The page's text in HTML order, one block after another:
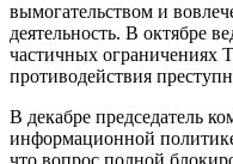
вымогательством и
деятельность. В октябре
частичных ограничениях
противодействия
В декабре председатель
информационной
что вопрос полной